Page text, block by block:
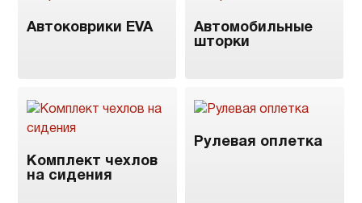
Автоковрики EVA
Автомобильные
шторки
Комплект чехлов
на сидения
Рулевая оплетка